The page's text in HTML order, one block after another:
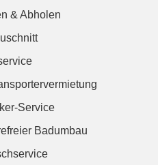
& Abholen
Service
Badumbau